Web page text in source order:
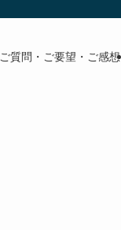
ご質問・ご要望・ご感想